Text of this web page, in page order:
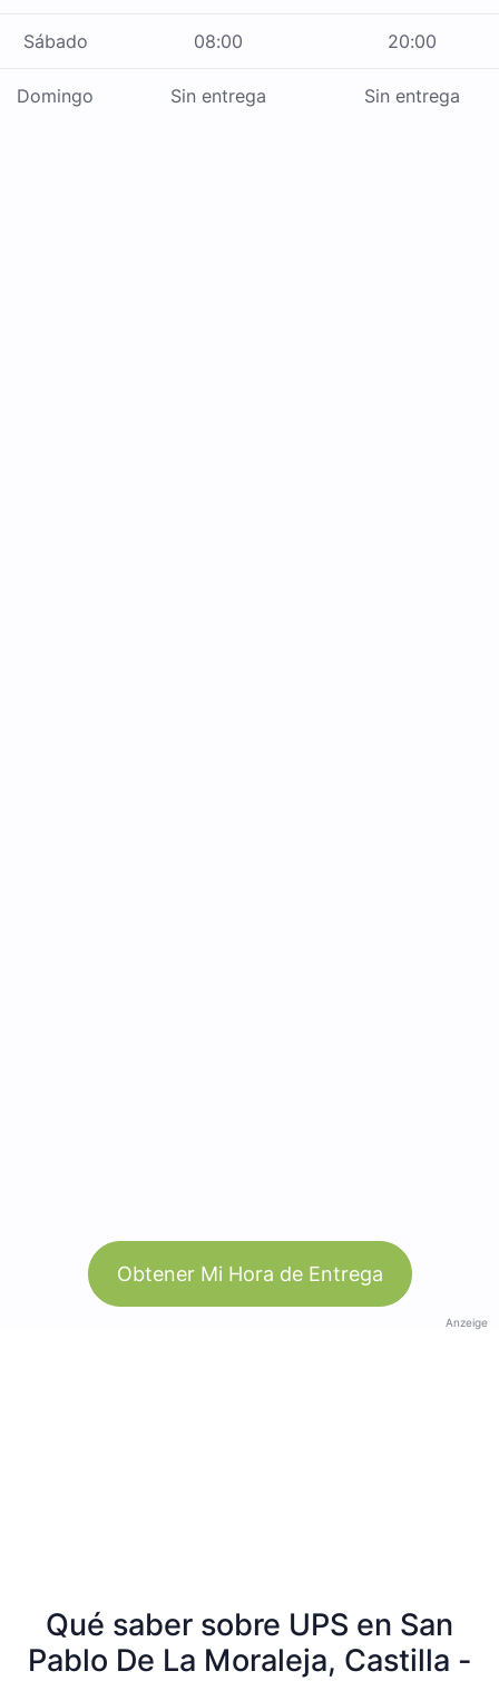
Sábado 08:00 20:00
Domingo Sin entrega Sin entrega
Obtener Mi Hora de Entrega
Anzeige
Qué saber sobre UPS en San
Pablo De La Moraleja, Castilla -